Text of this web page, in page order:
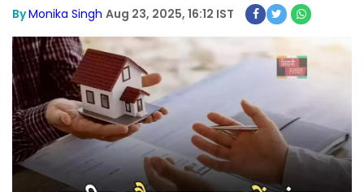
ByMonika Singh Aug 23, 2025, 16:12 IST